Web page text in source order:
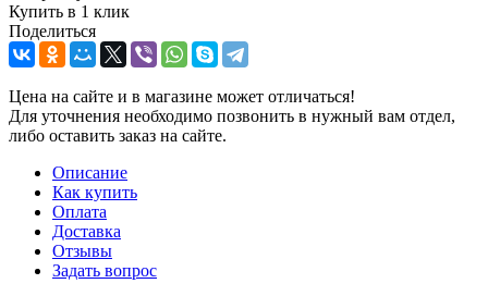
Купить в 1 клик
Поделиться
Цена на сайте и в магазине может отличаться!
Для уточнения необходимо позвонить в нужный вам отдел,
либо оставить заказ на сайте.
Описание
Как купить
Оплата
Доставка
Отзывы
Задать вопрос